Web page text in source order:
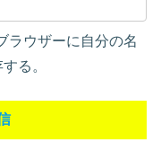
ラウザーに自分の名
る。